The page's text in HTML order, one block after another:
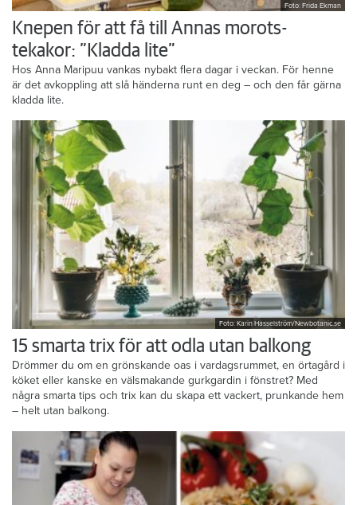
Foto: Frida Ekman
Knepen för att få till Annas morots-
tekakor: ”Kladda lite”
Hos Anna Maripuu vankas nybakt flera dagar i veckan. För henne
är det avkoppling att slå händerna runt en deg – och den får gärna
kladda lite.
Foto: Karin Hasselström/Newbotanic.se
15 smarta trix för att odla utan balkong
Drömmer du om en grönskande oas i vardagsrummet, en örtagård i
köket eller kanske en välsmakande gurkgardin i fönstret? Med
några smarta tips och trix kan du skapa ett vackert, prunkande hem
– helt utan balkong.